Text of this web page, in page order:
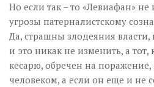
Но если так – то «Левиафан»
угрозы патерналистскому
Да, страшны злодеяния власти,
и это никак не изменить, а тот,
кесарю, обречен на
человеком, а если он еще и не